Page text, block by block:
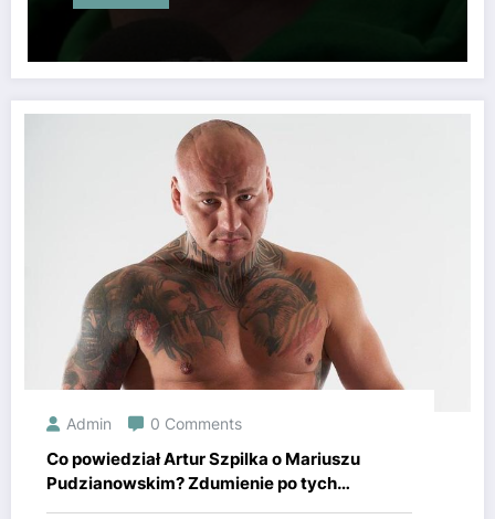
Admin 0 Comments
Co powiedział Artur Szpilka o Mariuszu
Pudzianowskim? Zdumienie po tych
słowach!